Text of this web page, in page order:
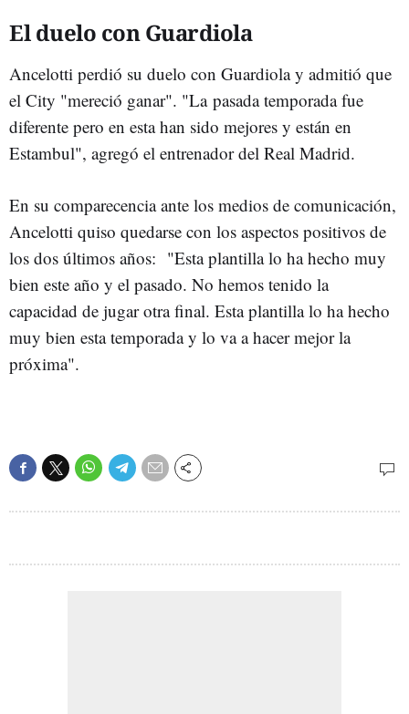
El duelo con Guardiola
Ancelotti perdió su duelo con Guardiola y admitió que
el City "mereció ganar". "La pasada temporada fue
diferente pero en esta han sido mejores y están en
Estambul", agregó el entrenador del Real Madrid.
En su comparecencia ante los medios de comunicación,
Ancelotti quiso quedarse con los aspectos positivos de
los dos últimos años: "Esta plantilla lo ha hecho muy
bien este año y el pasado. No hemos tenido la
capacidad de jugar otra final. Esta plantilla lo ha hecho
muy bien esta temporada y lo va a hacer mejor la
próxima".